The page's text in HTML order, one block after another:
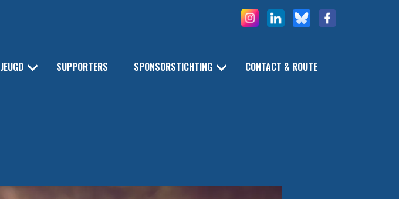
JEUGD SUPPORTERS SPONSORSTICHTING CONTACT & ROUTE